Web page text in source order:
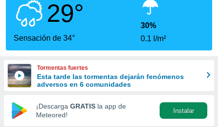
se
calidad.
a este
las
y
forma
digital
basada
29°
Sensación de 34°
30%
0.1 l/m²
Tormentas fuertes
Esta tarde las tormentas dejarán fenómenos
adversos en 6 comunidades
¡Descarga GRATIS la app de
Meteored!
Instalar